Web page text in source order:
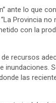
ante lo que
Provincia
con la
recursos
inundaciones.
las